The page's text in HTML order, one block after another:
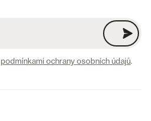
podmínkami ochrany osobních údajů.